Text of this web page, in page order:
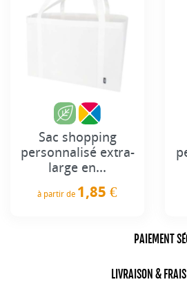
Sac shopping
personnalisé extra-
large en...
à partir de 1,85 €
PAIEMENT
LIVRAISON &